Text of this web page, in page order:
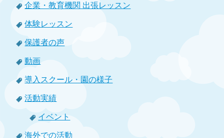
企業・教育機関 出張レッスン
体験レッスン
保護者の声
動画
導入スクール・園の様子
活動実績
イベント
海外での活動